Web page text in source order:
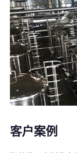
客户案例